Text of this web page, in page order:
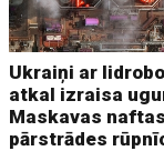
Ukraiņi ar
atkal izraisa
Maskavas naftas
pārstrādes